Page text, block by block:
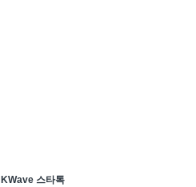
KWave 스타톡